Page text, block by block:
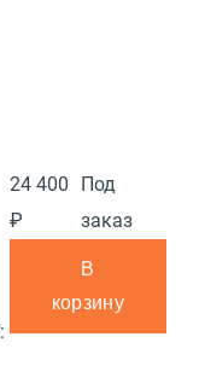
24 400
₽
Под
заказ
В
корзину